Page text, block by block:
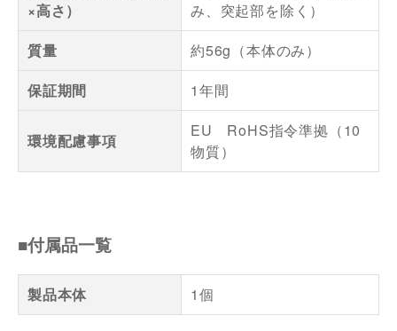
×高さ）
み、突起部を除く）
質量
約56g（本体のみ）
保証期間
1年間
環境配慮事項
EU RoHS指令準拠（10
物質）
■付属品一覧
製品本体 1個